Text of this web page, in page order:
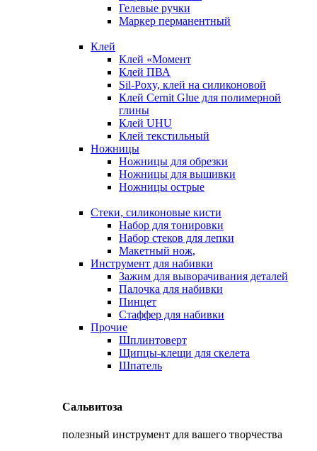
Гелевые ручки
Маркер перманентный
Клей
Клей «Момент
Клей ПВА
Sil-Poxy, клей на силиконовой
Клей Cernit Glue для полимерной
глины
Клей UHU
Клей текстильный
Ножницы
Ножницы для обрезки
Ножницы для вышивки
Ножницы острые
Стеки, силиконовые кисти
Набор для тонировки
Набор стеков для лепки
Макетный нож,
Инструмент для набивки
Зажим для выворачивания деталей
Палочка для набивки
Пинцет
Стаффер для набивки
Прочие
Шплинтоверт
Щипцы-клещи для скелета
Шпатель
Сальвитоза
полезный инструмент для вашего творчества